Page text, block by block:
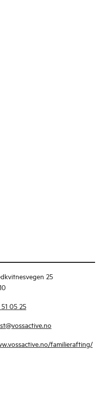
25
05 25
familierafting/